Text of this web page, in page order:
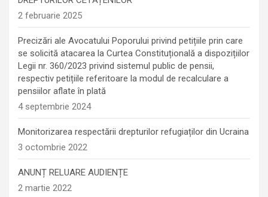
2 februarie 2025
Precizări ale Avocatului Poporului privind petițiile prin care
se solicită atacarea la Curtea Constituțională a dispozițiilor
Legii nr. 360/2023 privind sistemul public de pensii,
respectiv petițiile referitoare la modul de recalculare a
pensiilor aflate în plată
4 septembrie 2024
Monitorizarea respectării drepturilor refugiaților din Ucraina
3 octombrie 2022
ANUNȚ RELUARE AUDIENȚE
2 martie 2022